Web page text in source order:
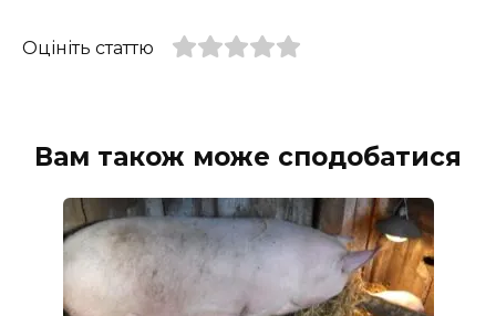
Оцініть статтю
Вам також може сподобатися